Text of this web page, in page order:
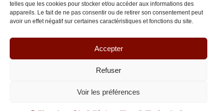
telles que les cookies pour stocker et/ou accéder aux informations des
appareils. Le fait de ne pas consentir ou de retirer son consentement peut
avoir un effet négatif sur certaines caractéristiques et fonctions du site.
Accepter
Refuser
Voir les préférences